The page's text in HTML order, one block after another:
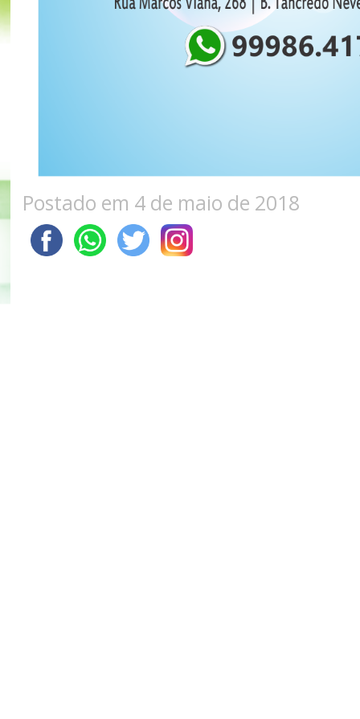
Postado em 4 de maio de 2018